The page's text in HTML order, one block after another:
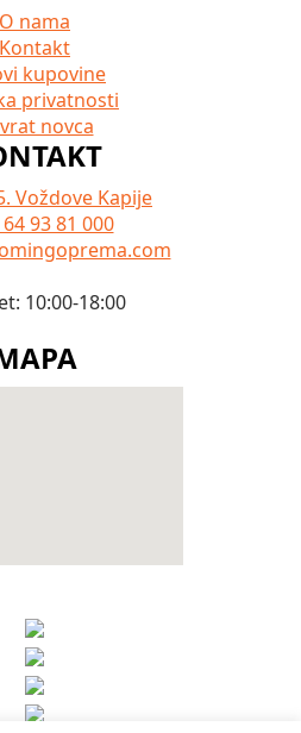
O nama
Kontakt
kupovine
privatnosti
novca
Voždove Kapije
93 81 000
10:00-18:00